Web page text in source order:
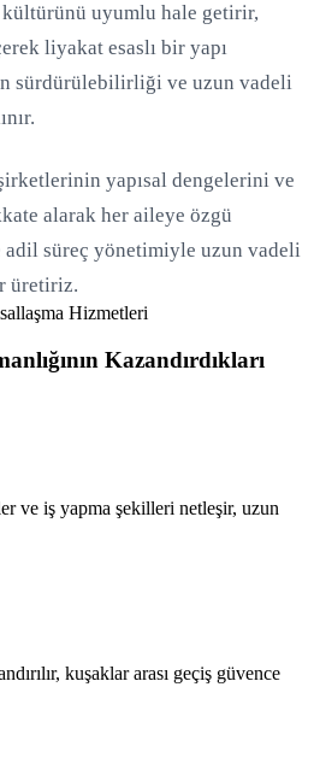
uyumlu hale getirir,
liyakat esaslı bir yapı
sürdürülebilirliği ve uzun vadeli
şirketlerinin yapısal dengelerini ve
alarak her aileye özgü
süreç yönetimiyle uzun vadeli
üretiriz.
Kazandırdıkları
ve iş yapma şekilleri netleşir, uzun
kuşaklar arası geçiş güvence